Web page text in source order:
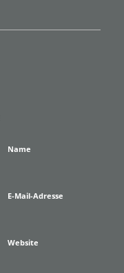
Name
E-Mail-Adresse
Website